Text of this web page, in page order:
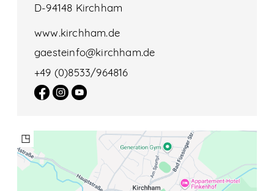
D-94148 Kirchham
www.kirchham.de
gaesteinfo@kirchham.de
+49 (0)8533/964816
◳